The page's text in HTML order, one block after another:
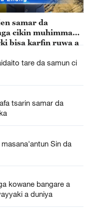
samar da
cikin muhimman
bisa karfin ruwa a
tare da samun ci
tsarin samar da
Sin da
kowane bangare a
a duniya